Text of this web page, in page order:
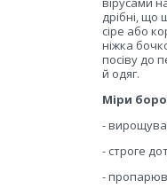
дрібні, що
сіре або
ніжка
посіву до
й одяг.
Міри
-
- строге
-